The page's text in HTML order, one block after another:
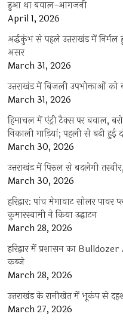
हुआ था बवाल-आगजनी
April 1, 2026
अर्द्धकुंभ से पहले उत्तराखंड में निर्मल
असर
March 31, 2026
उत्तराखंड में बिजली उपभोक्ताओं को
March 31, 2026
हिमाचल में एंट्री टैक्स पर बवाल,
निकाली गाड़ियां; पहली से बढ़ी हुई
March 30, 2026
उत्तराखंड में पिरुल से बदलेगी
March 30, 2026
हरिद्वार: पांच मेगावाट सोलर पावर
कुमारस्वामी ने किया उद्घाटन
March 28, 2026
हरिद्वार में प्रशासन का
कब्जे
March 28, 2026
उत्तराखंड के रानीखेत में भूकंप से
March 27, 2026